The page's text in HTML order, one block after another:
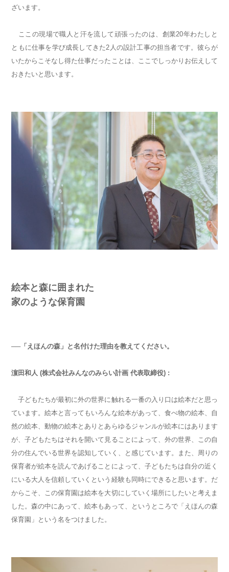
ざいます。
ここの現場で職人と汗を流して頑張ったのは、創業20年わたしと
ともに仕事を学び成長してきた2人の設計工事の担当者です。彼らが
いたからこそなし得た仕事だったことは、ここでしっかりお伝えして
おきたいと思います。
絵本と森に囲まれた
家のような保育園
──「えほんの森」と名付けた理由を教えてください。
濵田和人 (株式会社みんなのみらい計画 代表取締役) :
子どもたちが最初に外の世界に触れる一番の入り口は絵本だと思っ
ています。絵本と言ってもいろんな絵本があって、食べ物の絵本、自
然の絵本、動物の絵本とありとあらゆるジャンルが絵本にはあります
が、子どもたちはそれを開いて見ることによって、外の世界、この自
分の住んでいる世界を認知していく、と感じています。また、周りの
保育者が絵本を読んであげることによって、子どもたちは自分の近く
にいる大人を信頼していくという経験も同時にできると思います。だ
からこそ、この保育園は絵本を大切にしていく場所にしたいと考えま
した。森の中にあって、絵本もあって、というところで「えほんの森
保育園」という名をつけました。